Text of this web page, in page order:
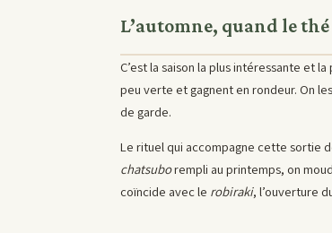
L’automne, quand le
C’est la saison la plus intéressante et
peu verte et gagnent en rondeur. On
de garde.
Le rituel qui accompagne cette sortie
chatsuborempli au printemps, on
coïncide avec le robiraki, l’ouverture